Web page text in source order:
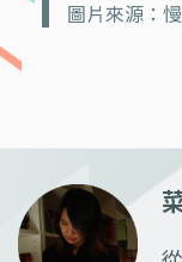
圖片來源：